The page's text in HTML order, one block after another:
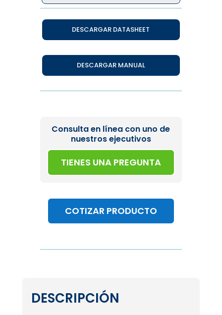
DESCARGAR DATASHEET
DESCARGAR MANUAL
Consulta en línea con uno de
nuestros ejecutivos
TIENES UNA PREGUNTA
COTIZAR PRODUCTO
DESCRIPCIÓN